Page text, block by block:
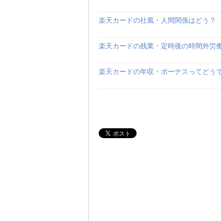
楽天カードの社風・人間関係はどう？
楽天カードの残業・定時後の時間外労
楽天カードの年収・ボーナスってどう